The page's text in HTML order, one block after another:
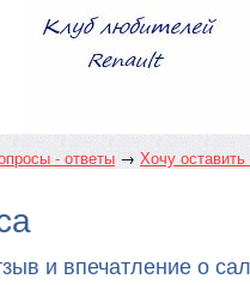
- ответы →Хочу
и впечатление о